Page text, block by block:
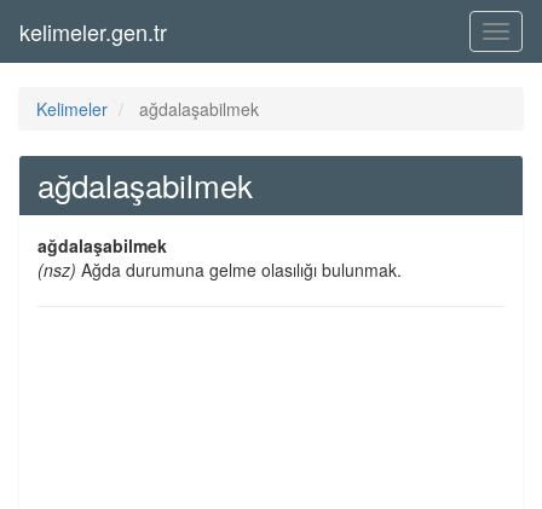
Menü
kelimeler.gen.tr
Kelimeler ağdalaşabilmek
ağdalaşabilmek
ağdalaşabilmek
(nsz) Ağda durumuna gelme olasılığı bulunmak.